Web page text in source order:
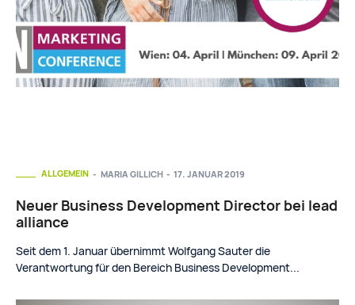
ALLGEMEIN
Neuer Business Development Director bei lead
alliance
MARIA GILLICH - 17. JANUAR 2019
Seit dem 1. Januar übernimmt Wolfgang Sauter die
Verantwortung für den Bereich Business Development...